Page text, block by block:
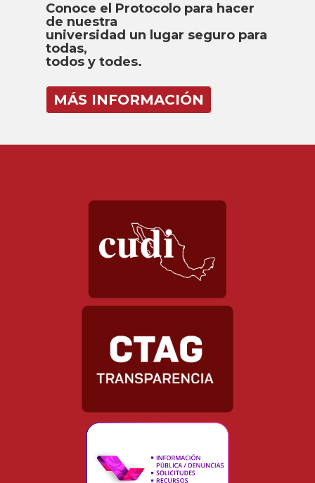
Conoce el Protocolo para hacer
de nuestra
universidad un lugar seguro para
todas,
todos y todes.
MÁS INFORMACIÓN